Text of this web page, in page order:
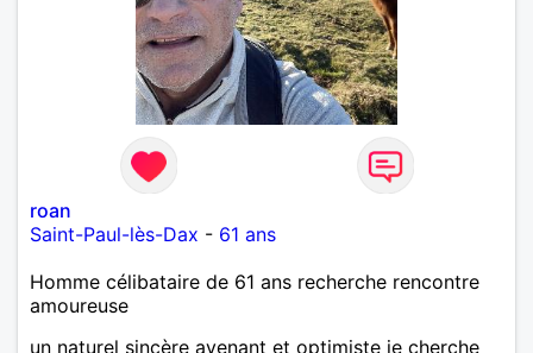
roan
Saint-Paul-lès-Dax - 61 ans
Homme célibataire de 61 ans recherche rencontre
amoureuse
un naturel sincère avenant et optimiste je cherche